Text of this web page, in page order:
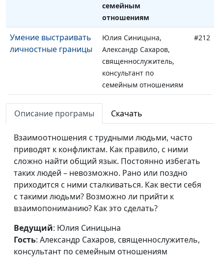
семейным
отношениям
Умение выстраивать
личностные границы
Юлия Синицына,
Александр Сахаров,
священнослужитель,
консультант по
семейным отношениям
#212
Личные границы
Юлия Синицына,
Александр Сахаров,
консультант по
семейным отношениям
Синдром спасителя:
как распознать и
избавиться?
Юлия Синицына,
Александр Сахаров,
священнослужитель,
консультант по
Синдром спасителя:
разрушительное
Юлия Синицына,
Александр Сахаров,
#209
Описание програмы Скачать
Взаимоотношения с трудными людьми, часто
приводят к конфликтам. Как правило, с ними
сложно найти общий язык. Постоянно избегать
таких людей – невозможно. Рано или поздно
приходится с ними сталкиваться. Как вести себя
с такими людьми? Возможно ли прийти к
взаимопониманию? Как это сделать?
Ведущий: Юлия Синицына
Гость: Александр Сахаров, священнослужитель,
консультант по семейным отношениям